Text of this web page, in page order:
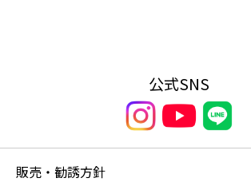
公式SNS
販売・勧誘方針